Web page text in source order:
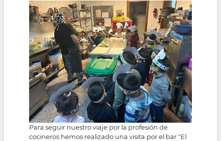
navegación
Para seguir nuestro viaje por la profesión de
cocineros hemos realizado una visita por el bar "El